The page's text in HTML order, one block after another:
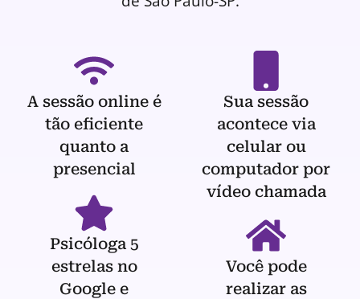
A sessão online é
tão eficiente
quanto a
presencial
Psicóloga 5
estrelas no
Google e
Sua sessão
acontece via
celular ou
computador por
vídeo chamada
Você pode
realizar as